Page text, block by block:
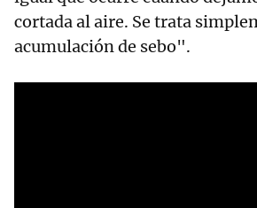
cortada al aire. Se trata
acumulación de sebo".